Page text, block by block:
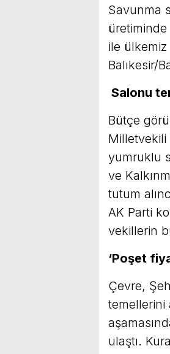
Savunma
üretiminde
ile ülkemiz
Balıkesir/
Salonu
Bütçe
Milletvekili
yumruklu
ve
tutum
AK Parti
vekillerin
‘Poşet
Çevre,
temellerini
ulaştı.